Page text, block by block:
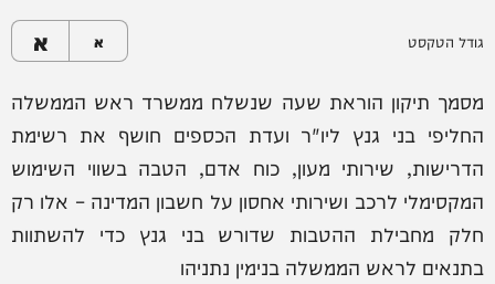
גודל הטקסט א א
מסמך תיקון הוראת שעה שנשלח ממשרד ראש הממשלה
החליפי בני גנץ ליו"ר ועדת הכספים חושף את רשימת
הדרישות, שירותי מעון, כוח אדם, הטבה בשווי השימוש
המקסימלי לרכב ושירותי אחסון על חשבון המדינה – אלו רק
חלק מחבילת ההטבות שדורש בני גנץ כדי להשתוות
בתנאים לראש הממשלה בנימין נתניהו